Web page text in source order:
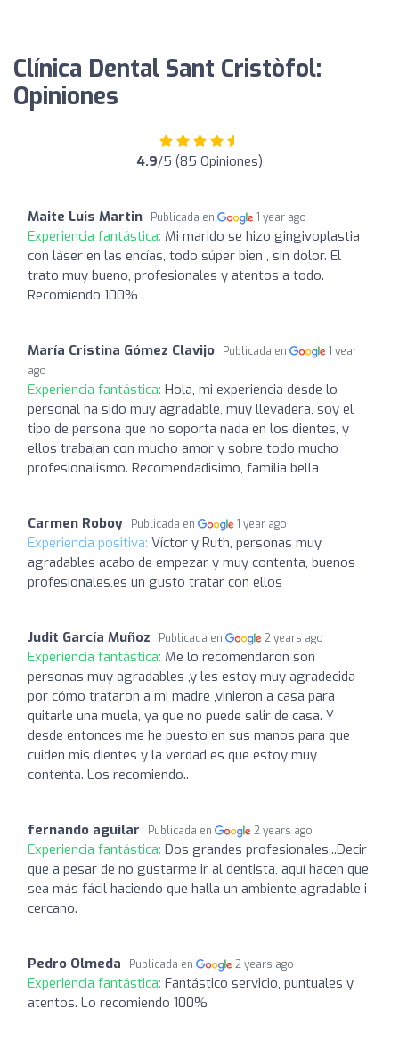
Clínica Dental Sant Cristòfol:
Opiniones
4.9/5 (85 Opiniones)
Maite Luis Martin Publicada en 1 year ago
Experiencia fantástica: Mi marido se hizo gingivoplastia
con láser en las encías, todo súper bien , sin dolor. El
trato muy bueno, profesionales y atentos a todo.
Recomiendo 100% .
María Cristina Gómez Clavijo Publicada en
1 year
ago
Experiencia fantástica: Hola, mi experiencia desde lo
personal ha sido muy agradable, muy llevadera, soy el
tipo de persona que no soporta nada en los dientes, y
ellos trabajan con mucho amor y sobre todo mucho
profesionalismo. Recomendadisimo, familia bella
Carmen Roboy Publicada en 1 year ago
Experiencia positiva: Víctor y Ruth, personas muy
agradables acabo de empezar y muy contenta, buenos
profesionales,es un gusto tratar con ellos
Judit García Muñoz Publicada en 2 years ago
Experiencia fantástica: Me lo recomendaron son
personas muy agradables ,y les estoy muy agradecida
por cómo trataron a mi madre ,vinieron a casa para
quitarle una muela, ya que no puede salir de casa. Y
desde entonces me he puesto en sus manos para que
cuiden mis dientes y la verdad es que estoy muy
contenta. Los recomiendo..
fernando aguilar Publicada en 2 years ago
Experiencia fantástica: Dos grandes profesionales...Decir
que a pesar de no gustarme ir al dentista, aquí hacen que
sea más fácil haciendo que halla un ambiente agradable i
cercano.
Pedro Olmeda Publicada en 2 years ago
Experiencia fantástica: Fantástico servicio, puntuales y
atentos. Lo recomiendo 100%